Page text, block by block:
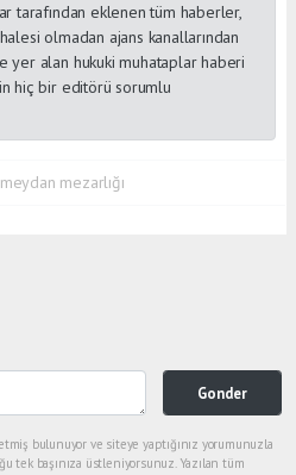
tarafından eklenen tüm haberler,
olmadan ajans kanallarından
yer alan hukuki muhataplar haberi
hiç bir editörü sorumlu
mezarlığı
Gonder
bulunuyor ve siteye yaptığınız yorumunuzla
tek başınıza üstleniyorsunuz. Yazılan tüm